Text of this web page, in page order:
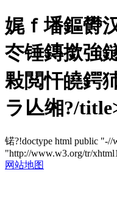
娓ｆ墦鏂欎
冭锤鏄撳強
敤閲忓皢鍔
ラ亾缃?/
锘?!doctype html public "-//
"http://www.w3.org/tr/
网站地图